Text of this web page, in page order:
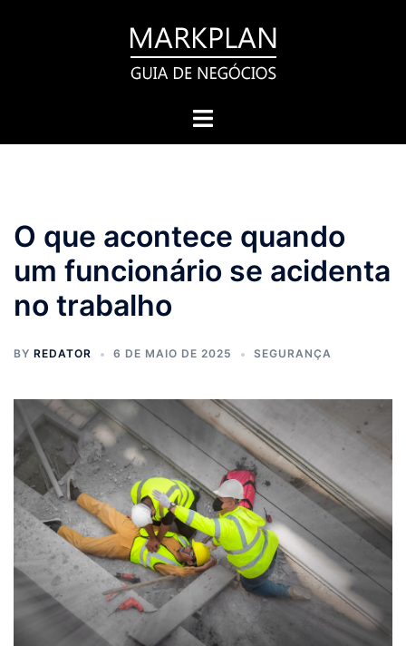
Toggle
O que acontece quando
um funcionário se acidenta
no trabalho
BY REDATOR 6 DE MAIO DE 2025 SEGURANÇA